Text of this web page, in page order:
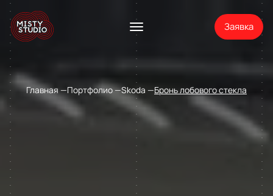
Заявка
Главная Портфолио Skoda Бронь лобового стекла